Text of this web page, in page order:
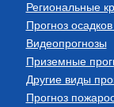
Региональные
Прогноз
Видеопрогнозы
Приземные
Другие виды
Прогноз